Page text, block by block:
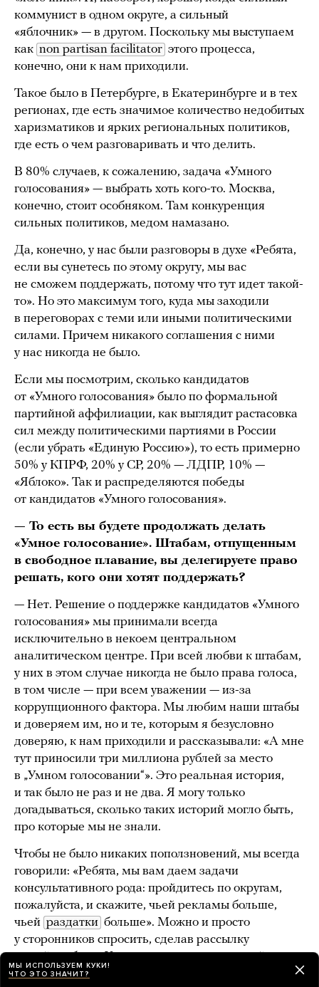
коммунист в одном округе, а сильный
«яблочник» — в другом. Поскольку мы выступаем
как non partisan facilitator этого процесса,
конечно, они к нам приходили.
Такое было в Петербурге, в Екатеринбурге и в тех
регионах, где есть значимое количество недобитых
харизматиков и ярких региональных политиков,
где есть о чем разговаривать и что делить.
В 80% случаев, к сожалению, задача «Умного
голосования» — выбрать хоть кого-то. Москва,
конечно, стоит особняком. Там конкуренция
сильных политиков, медом намазано.
Да, конечно, у нас были разговоры в духе «Ребята,
если вы сунетесь по этому округу, мы вас
не сможем поддержать, потому что тут идет такой-
то». Но это максимум того, куда мы заходили
в переговорах с теми или иными политическими
силами. Причем никакого соглашения с ними
у нас никогда не было.
Если мы посмотрим, сколько кандидатов
от «Умного голосования» было по формальной
партийной аффилиации, как выглядит растасовка
сил между политическими партиями в России
(если убрать «Единую Россию»), то есть примерно
50% у КПРФ, 20% у СР, 20% — ЛДПР, 10% —
«Яблоко». Так и распределяются победы
от кандидатов «Умного голосования».
— То есть вы будете продолжать делать
«Умное голосование». Штабам, отпущенным
в свободное плавание, вы делегируете право
решать, кого они хотят поддержать?
— Нет. Решение о поддержке кандидатов «Умного
голосования» мы принимали всегда
исключительно в некоем центральном
аналитическом центре. При всей любви к штабам,
у них в этом случае никогда не было права голоса,
в том числе — при всем уважении — из-за
коррупционного фактора. Мы любим наши штабы
и доверяем им, но и те, которым я безусловно
доверяю, к нам приходили и рассказывали: «А мне
тут приносили три миллиона рублей за место
в „Умном голосовании“». Это реальная история,
и так было не раз и не два. Я могу только
догадываться, сколько таких историй могло быть,
про которые мы не знали.
Чтобы не было никаких поползновений, мы всегда
говорили: «Ребята, мы вам даем задачи
консультативного рода: пройдитесь по округам,
пожалуйста, и скажите, чьей рекламы больше,
чьей раздатки больше». Можно и просто
у сторонников спросить, сделав рассылку
по той же базе «Умного голосования», с чьей
агитацией они больше сталкиваются. В основном
МЫ ИСПОЛЬЗУЕМ КУКИ!
ЧТО ЭТО ЗНАЧИТ?